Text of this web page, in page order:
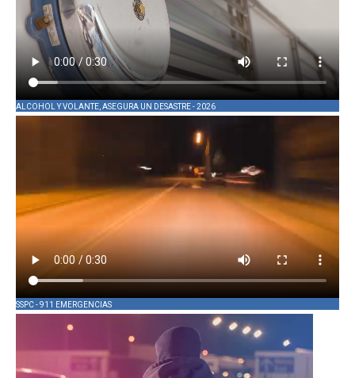
ALCOHOL Y VOLANTE, ASEGURA UN DESASTRE - 2026
SSPC - 911 EMERGENCIAS